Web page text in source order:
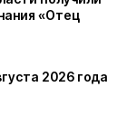
«Отец
2026 года